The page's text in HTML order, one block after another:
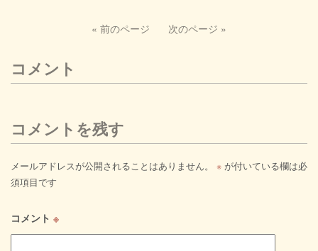
« 前のページ 次のページ »
コメント
コメントを残す
メールアドレスが公開されることはありません。 ※ が付いている欄は必
須項目です
コメント ※